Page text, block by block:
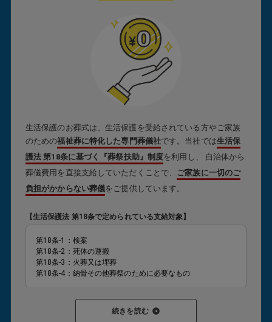
生活保護のお葬式は、生活保護を受給されている方やご家族
のための福祉葬に特化した専門葬儀社です。当社では生活保
護法 第18条に基づく『葬祭扶助』制度を利用し、 自治体から
葬儀費用を直接支給していただくことで、 ご家族に一切のご
負担がかからない葬儀をご提供しています。
【生活保護法 第18条で定められている支給対象】
第18条-1：検案
第18条-2：死体の運搬
第18条-3：火葬又は埋葬
第18条-4：納骨その他葬祭のために必要なもの
葬祭扶助が対象となり、支給が認められると
続きを読む